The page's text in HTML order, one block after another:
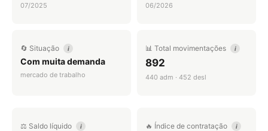
07/2025 06/2026
🔄 Situação i
Com muita demanda
mercado de trabalho
📊 Total movimentações i
892
440 adm · 452 desl
⚖️ Saldo líquido i 🔥 Índice de contratação i